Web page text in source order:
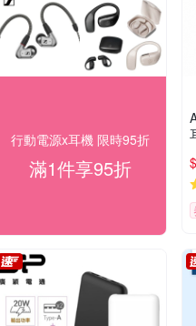
行動電源x耳機 限時95折
滿1件享95折
$